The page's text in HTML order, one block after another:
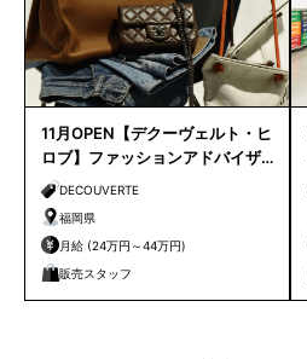
11月OPEN【デクーヴェルト・ヒ
ロブ】ファッションアドバイザ
ー｜天神店
DECOUVERTE
福岡県
月給 (24万円～44万円)
販売スタッフ